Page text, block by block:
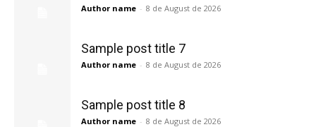
Author name - 8 de August de 2026
Sample post title 7
Author name - 8 de August de 2026
Sample post title 8
Author name - 8 de August de 2026